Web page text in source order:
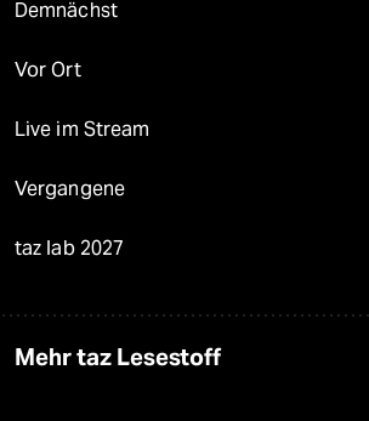
Demnächst
Vor Ort
Live im Stream
Vergangene
taz lab 2027
Mehr taz Lesestoff